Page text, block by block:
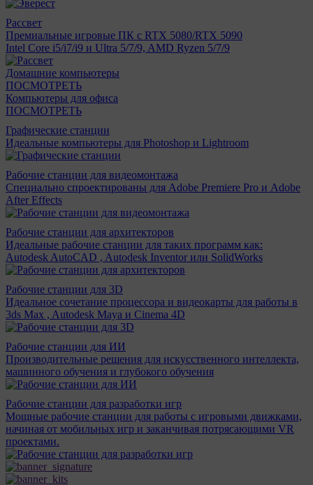
Рассвет
Премиальные игровые ПК с RTX 5080/RTX 5090
Intel Core i5/i7/i9 и Ultra 5/7/9, AMD Ryzen 5/7/9
Домашние компьютеры
ПОСМОТРЕТЬ
Компьютеры для офиса
ПОСМОТРЕТЬ
Графические станции
Идеальные компьютеры для Photoshop и Lightroom
Рабочие станции для видеомонтажа
Специально спроектированы для Adobe Premiere Pro и Adobe
After Effects
Рабочие станции для архитекторов
Идеальные рабочие станции для таких программ как:
Autodesk AutoCAD , Autodesk Inventor или SolidWorks
Рабочие станции для 3D
Идеальное сочетание процессора и видеокарты для работы в
3ds Max , Autodesk Maya и Cinema 4D
Рабочие станции для ИИ
Производительные решения для искусственного интеллекта,
машинного обучения и глубокого обучения
Рабочие станции для разработки игр
Мощные рабочие станции для работы с игровыми движками,
начиная от мобильных игр и заканчивая потрясающими VR
проектами.